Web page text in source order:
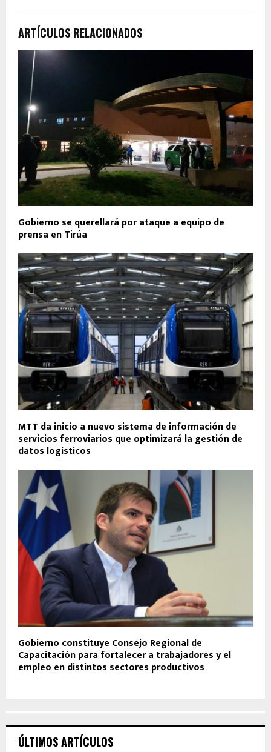
ARTÍCULOS RELACIONADOS
Gobierno se querellará por ataque a equipo de
prensa en Tirúa
MTT da inicio a nuevo sistema de información de
servicios ferroviarios que optimizará la gestión de
datos logísticos
Gobierno constituye Consejo Regional de
Capacitación para fortalecer a trabajadores y el
empleo en distintos sectores productivos
ÚLTIMOS ARTÍCULOS